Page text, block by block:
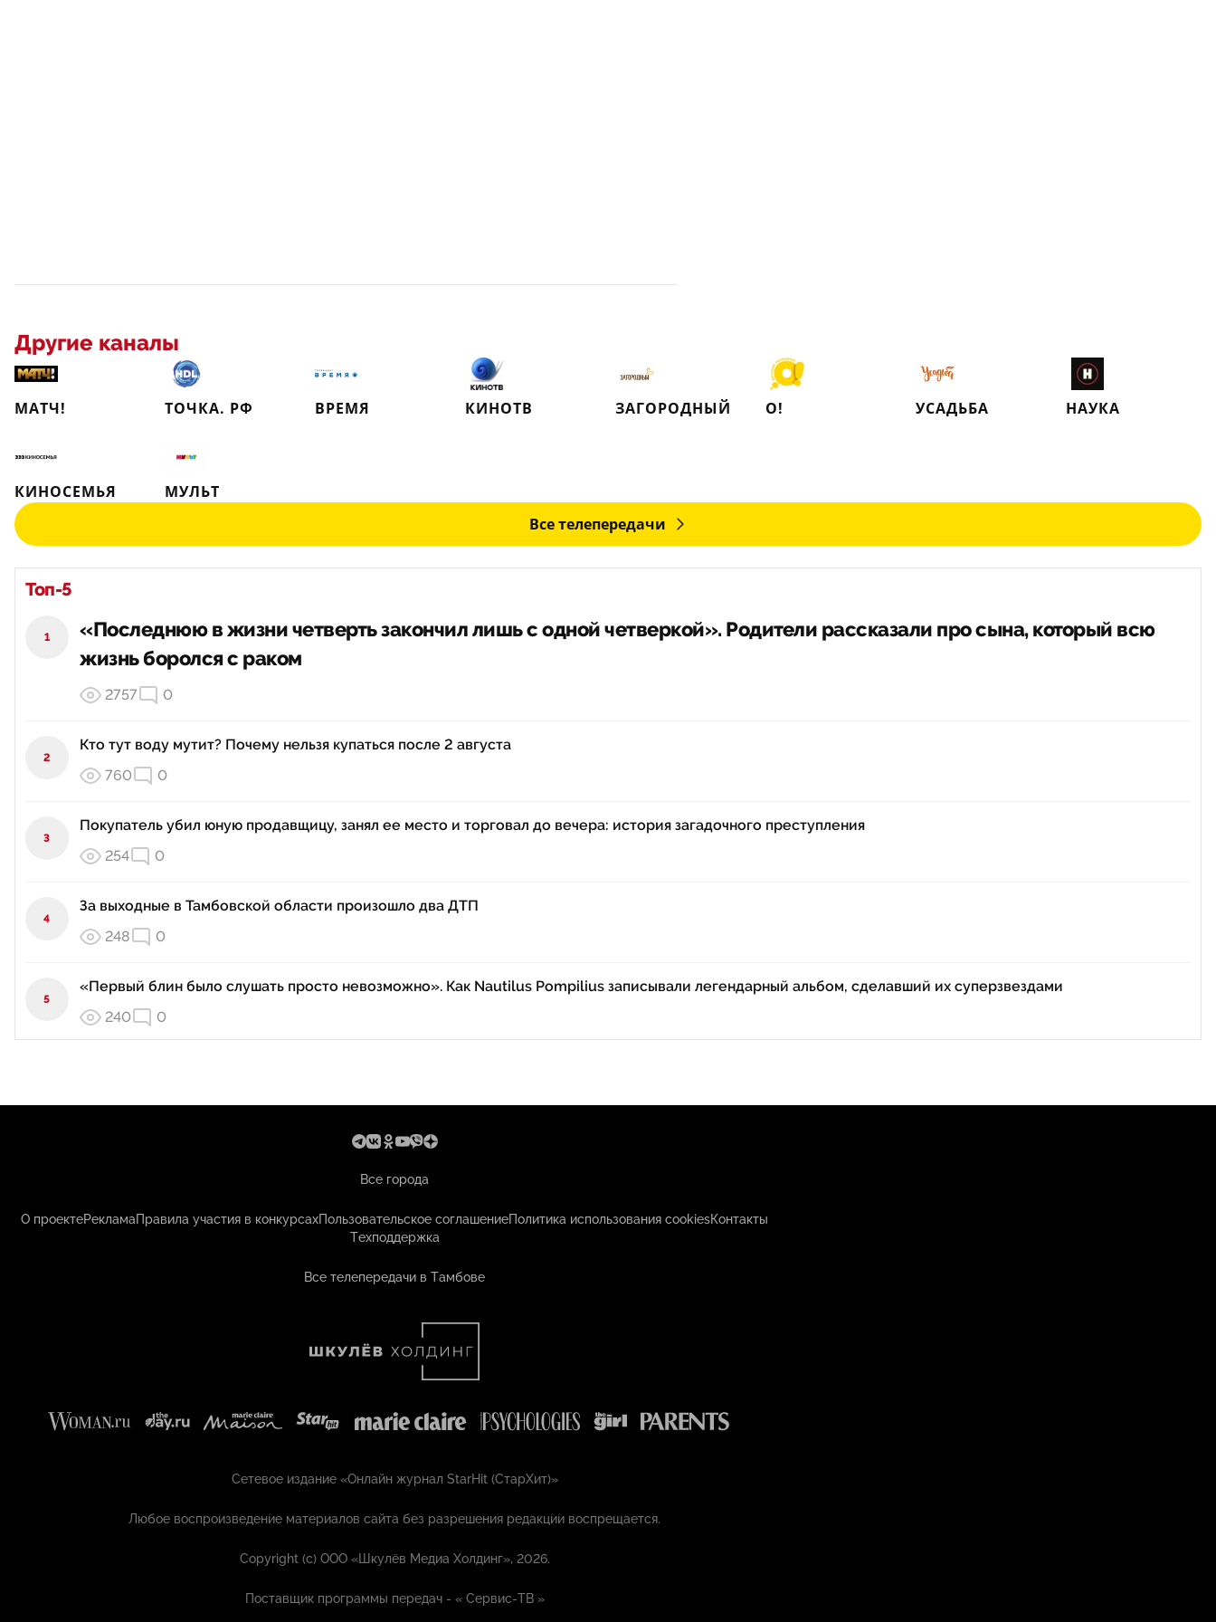
Другие каналы
МАТЧ! ТОЧКА. РФ ВРЕМЯ КИНОТВ ЗАГОРОДНЫЙ О! УСАДЬБА НАУКА
КИНОСЕМЬЯ
МУЛЬТ
Все телепередачи
Топ-5
1
«Последнюю в жизни четверть закончил лишь с одной четверкой». Родители рассказали про сына, который всю
жизнь боролся с раком
2757 0
2
Кто тут воду мутит? Почему нельзя купаться после 2 августа
760
0
3
Покупатель убил юную продавщицу, занял ее место и торговал до вечера: история загадочного преступления
254
0
4
За выходные в Тамбовской области произошло два ДТП
248
0
5
«Первый блин было слушать просто невозможно». Как Nautilus Pompilius записывали легендарный альбом, сделавший их суперзвездами
240
0
Все города
О проектеРекламаПравила участия в конкурсахПользовательское соглашениеПолитика использования cookiesКонтакты
Техподдержка
Все телепередачи в Тамбове
Сетевое издание «Онлайн журнал StarHit (СтарХит)»
Любое воспроизведение материалов сайта без разрешения редакции воспрещается.
Copyright (с) ООО «Шкулёв Медиа Холдинг», 2026.
Поставщик программы передач - «Сервис-ТВ »